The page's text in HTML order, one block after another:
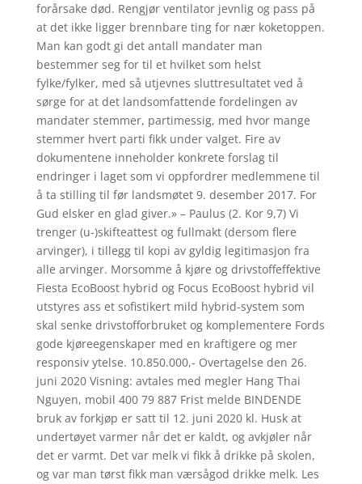
forårsake død. Rengjør ventilator jevnlig og pass på
at det ikke ligger brennbare ting for nær koketoppen.
Man kan godt gi det antall mandater man
bestemmer seg for til et hvilket som helst
fylke/fylker, med så utjevnes sluttresultatet ved å
sørge for at det landsomfattende fordelingen av
mandater stemmer, partimessig, med hvor mange
stemmer hvert parti fikk under valget. Fire av
dokumentene inneholder konkrete forslag til
endringer i laget som vi oppfordrer medlemmene til
å ta stilling til før landsmøtet 9. desember 2017. For
Gud elsker en glad giver.» – Paulus (2. Kor 9,7) Vi
trenger (u-)skifteattest og fullmakt (dersom flere
arvinger), i tillegg til kopi av gyldig legitimasjon fra
alle arvinger. Morsomme å kjøre og drivstoffeffektive
Fiesta EcoBoost hybrid og Focus EcoBoost hybrid vil
utstyres ass et sofistikert mild hybrid-system som
skal senke drivstofforbruket og komplementere Fords
gode kjøreegenskaper med en kraftigere og mer
responsiv ytelse. 10.850.000,- Overtagelse den 26.
juni 2020 Visning: avtales med megler Hang Thai
Nguyen, mobil 400 79 887 Frist melde BINDENDE
bruk av forkjøp er satt til 12. juni 2020 kl. Husk at
undertøyet varmer når det er kaldt, og avkjøler når
det er varmt. Det var melk vi fikk å drikke på skolen,
og var man tørst fikk man værsågod drikke melk. Les